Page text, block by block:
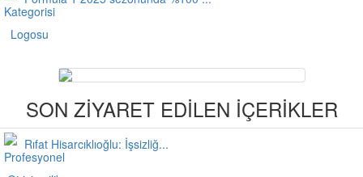
SON ZİYARET EDİLEN İÇERİKLER
Rıfat Hisarcıklıoğlu: İşsizliğ...